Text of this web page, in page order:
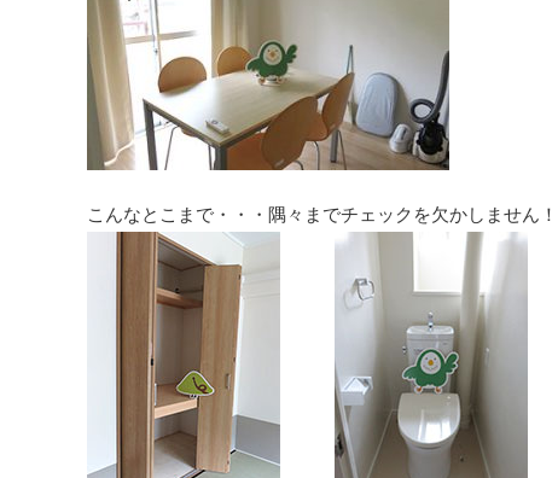
こんなとこまで・・・隅々までチェックを欠かしません！